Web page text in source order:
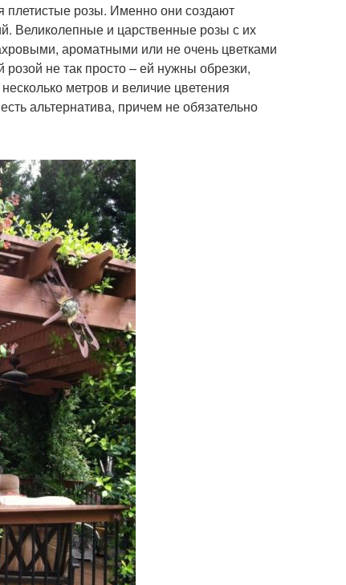
розы. Именно они создают
Великолепные и царственные розы с их
ароматными или не очень цветками
не так просто – ей нужны обрезки,
метров и величие цветения
альтернатива, причем не обязательно